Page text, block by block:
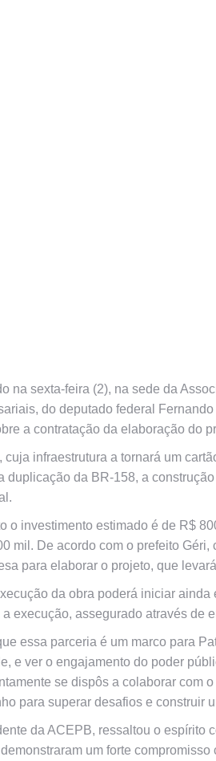
na sexta-feira (2), na sede da
do deputado federal
a contratação da elaboração do
cuja infraestrutura a tornará um
duplicação da BR-158, a
o investimento estimado é de R$
mil. De acordo com o prefeito
para elaborar o projeto, que
da obra poderá iniciar
execução, assegurado através de
essa parceria é um marco para
e ver o engajamento do poder
se dispôs a colaborar com
para superar desafios e construir
da ACEPB, ressaltou o espírito
um forte